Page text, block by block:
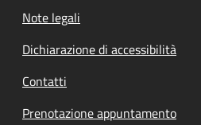
Note legali
Dichiarazione di accessibilità
Contatti
Prenotazione appuntamento